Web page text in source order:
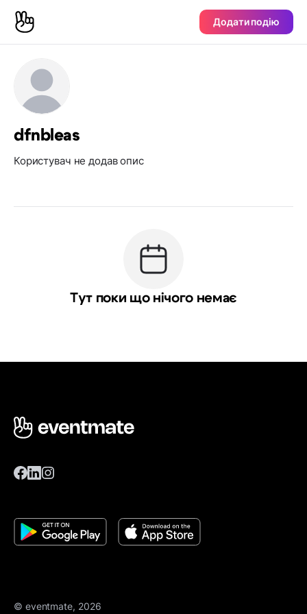
Додати подію
dfnbleas
Користувач не додав опис
Тут поки що нічого немає
© eventmate, 2026